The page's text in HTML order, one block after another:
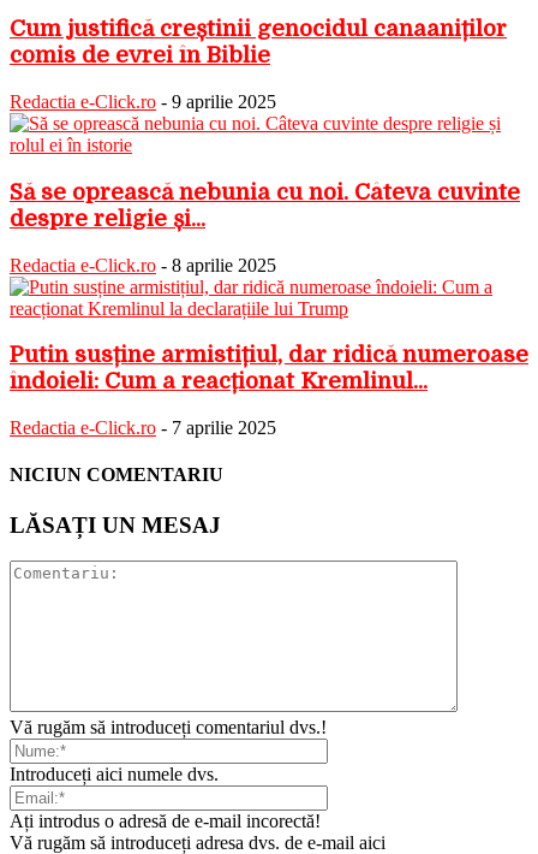
Cum justifică creștinii genocidul canaaniților
comis de evrei în Biblie
Redactia e-Click.ro - 9 aprilie 2025
Să se oprească nebunia cu noi. Câteva cuvinte
despre religie și...
Redactia e-Click.ro - 8 aprilie 2025
Putin susține armistițiul, dar ridică numeroase
îndoieli: Cum a reacționat Kremlinul...
Redactia e-Click.ro - 7 aprilie 2025
NICIUN COMENTARIU
LĂSAȚI UN MESAJ
Vă rugăm să introduceți comentariul dvs.!
Introduceți aici numele dvs.
Ați introdus o adresă de e-mail incorectă!
Vă rugăm să introduceți adresa dvs. de e-mail aici